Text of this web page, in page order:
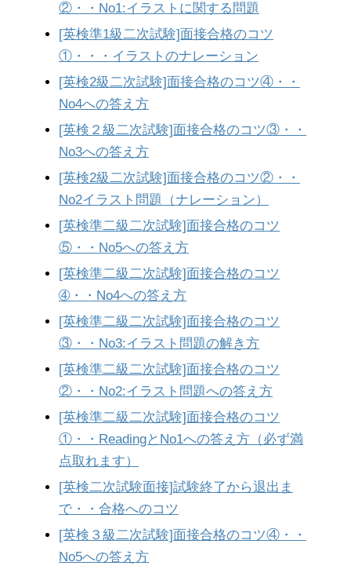
②・・No1:イラストに関する問題
[英検準1級二次試験]面接合格のコツ
①・・・イラストのナレーション
[英検2級二次試験]面接合格のコツ④・・
No4への答え方
[英検２級二次試験]面接合格のコツ③・・
No3への答え方
[英検2級二次試験]面接合格のコツ②・・
No2イラスト問題（ナレーション）
[英検準二級二次試験]面接合格のコツ
⑤・・No5への答え方
[英検準二級二次試験]面接合格のコツ
➃・・No4への答え方
[英検準二級二次試験]面接合格のコツ
③・・No3:イラスト問題の解き方
[英検準二級二次試験]面接合格のコツ
②・・No2:イラスト問題への答え方
[英検準二級二次試験]面接合格のコツ
①・・ReadingとNo1への答え方（必ず満
点取れます）
[英検二次試験面接]試験終了から退出ま
で・・合格へのコツ
[英検３級二次試験]面接合格のコツ④・・
No5への答え方